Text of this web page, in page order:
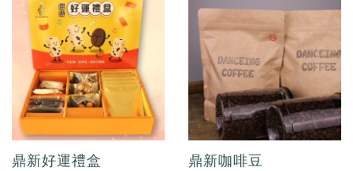
鼎新好運禮盒 鼎新咖啡豆